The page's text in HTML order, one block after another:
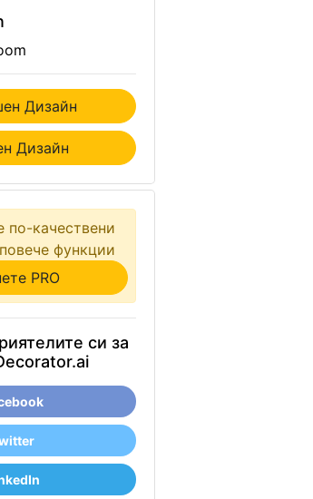
Дизайн
Дизайн
по-качествени
функции
PRO
си за